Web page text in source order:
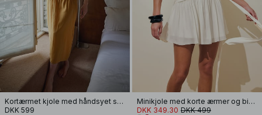
Kortærmet kjole med håndsyet smock
DKK 599
Minikjole med korte ærmer og bindebånd i taljen
DKK 349.30 DKK 499